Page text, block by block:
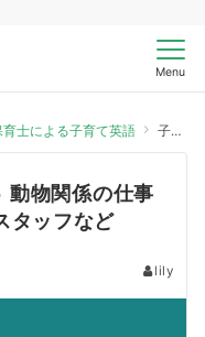
Menu
士による子育て英語 子どもがなりたい職業No.５ 動物関係の仕事ー獣医師・動物園・水族館スタッフなど
動物関係の仕事
タッフなど
lily